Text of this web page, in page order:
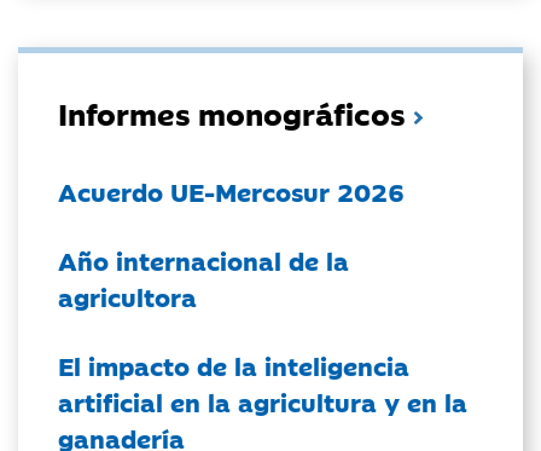
Informes monográficos
Acuerdo UE-Mercosur 2026
Año internacional de la
agricultora
El impacto de la inteligencia
artificial en la agricultura y en la
ganadería